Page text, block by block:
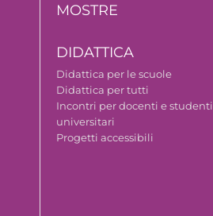
MOSTRE
DIDATTICA
Didattica per le scuole
Didattica per tutti
Incontri per docenti e studenti
universitari
Progetti accessibili